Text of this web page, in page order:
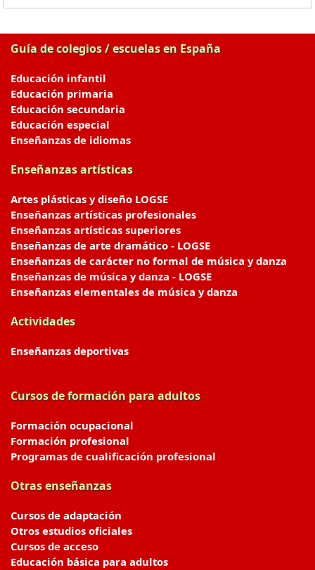
Guía de colegios / escuelas en España
Educación infantil
Educación primaria
Educación secundaria
Educación especial
Enseñanzas de idiomas
Enseñanzas artísticas
Artes plásticas y diseño LOGSE
Enseñanzas artísticas profesionales
Enseñanzas artísticas superiores
Enseñanzas de arte dramático - LOGSE
Enseñanzas de carácter no formal de música y danza
Enseñanzas de música y danza - LOGSE
Enseñanzas elementales de música y danza
Actividades
Enseñanzas deportivas
Cursos de formación para adultos
Formación ocupacional
Formación profesional
Programas de cualificación profesional
Otras enseñanzas
Cursos de adaptación
Otros estudios oficiales
Cursos de acceso
Educación básica para adultos